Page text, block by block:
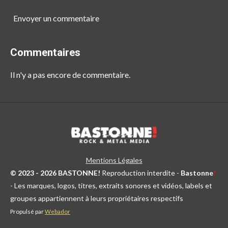
Envoyer un commentaire
Commentaires
Il n'y a pas encore de commentaire.
Mentions Légales
© 2023 - 2026 BASTONNE! Reproduction interdite - Bastonne!
- Les marques, logos, titres, extraits sonores et vidéos, labels et
groupes appartiennent à leurs propriétaires respectifs
Propulsé parWebador